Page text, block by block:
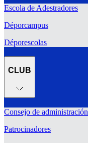
Escola de Adestradores
Déporcampus
Déporescolas
CLUB
Consejo de administración
Patrocinadores